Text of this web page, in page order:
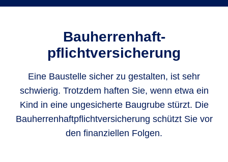
Bauherrenhaft­
pflichtversicherung
Eine Baustelle sicher zu gestalten, ist sehr
schwierig. Trotzdem haften Sie, wenn etwa ein
Kind in eine ungesicherte Baugrube stürzt. Die
Bauherrenhaftpflichtversicherung schützt Sie vor
den finanziellen Folgen.